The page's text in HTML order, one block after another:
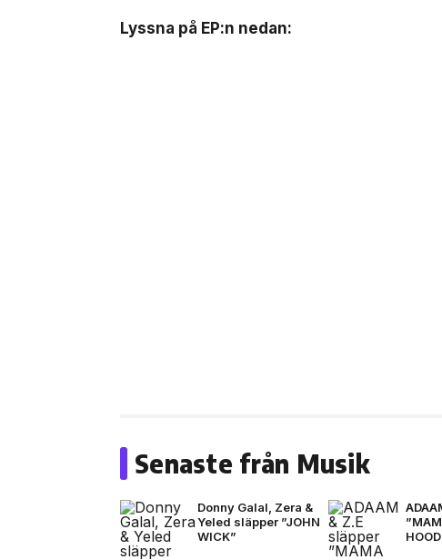
Lyssna på EP:n nedan:
Senaste från Musik
Donny Galal, Zera &
Yeled släpper ”JOHN
WICK”